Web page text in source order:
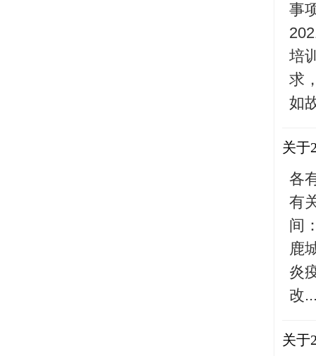
事
培
求
如
关于
各
有
间
鹿
炎
改
关于